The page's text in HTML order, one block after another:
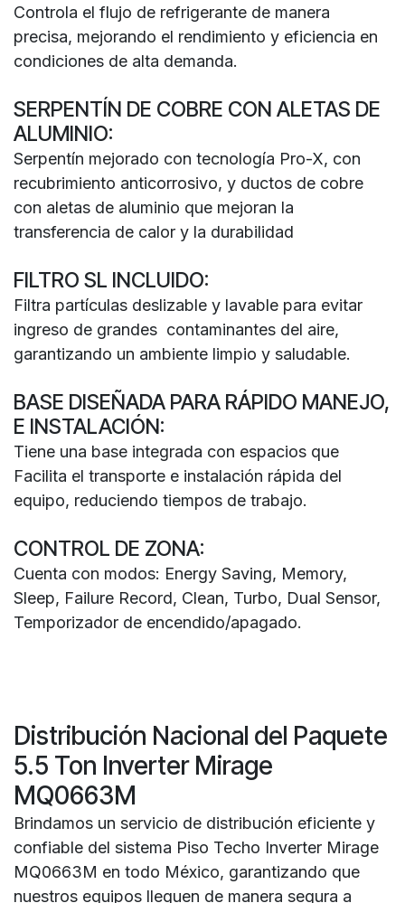
Controla el flujo de refrigerante de manera
precisa, mejorando el rendimiento y eficiencia en
condiciones de alta demanda.
SERPENTÍN DE COBRE CON ALETAS DE
ALUMINIO:
Serpentín mejorado con tecnología Pro-X, con
recubrimiento anticorrosivo, y ductos de cobre
con aletas de aluminio que mejoran la
transferencia de calor y la durabilidad
FILTRO SL INCLUIDO:
Filtra partículas deslizable y lavable para evitar
ingreso de grandes contaminantes del aire,
garantizando un ambiente limpio y saludable.
BASE DISEÑADA PARA RÁPIDO MANEJO,
E INSTALACIÓN:
Tiene una base integrada con espacios que
Facilita el transporte e instalación rápida del
equipo, reduciendo tiempos de trabajo.
CONTROL DE ZONA:
Cuenta con modos: Energy Saving, Memory,
Sleep, Failure Record, Clean, Turbo, Dual Sensor,
Temporizador de encendido/apagado.
Distribución Nacional del Paquete
5.5 Ton Inverter Mirage
MQ0663M
Brindamos un servicio de distribución eficiente y
confiable del sistema Piso Techo Inverter Mirage
MQ0663M en todo México, garantizando que
nuestros equipos lleguen de manera segura a